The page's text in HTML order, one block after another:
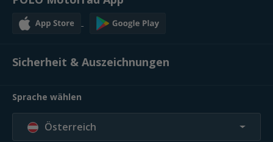
POLO Motorrad App
Sicherheit & Auszeichnungen
Sprache wählen